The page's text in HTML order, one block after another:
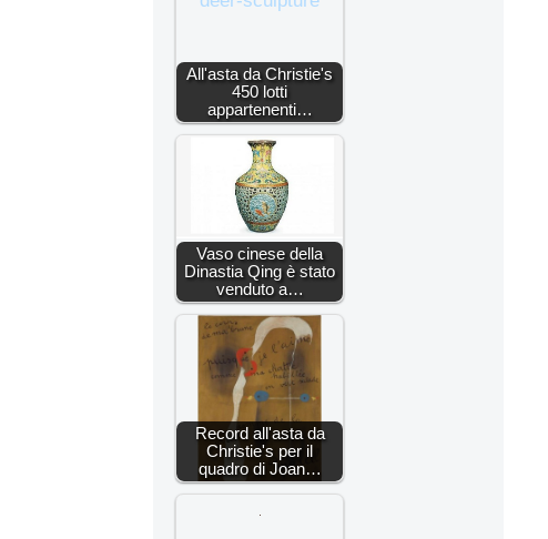
All'asta da Christie's
450 lotti
appartenenti…
Vaso cinese della
Dinastia Qing è stato
venduto a…
Record all'asta da
Christie's per il
quadro di Joan…